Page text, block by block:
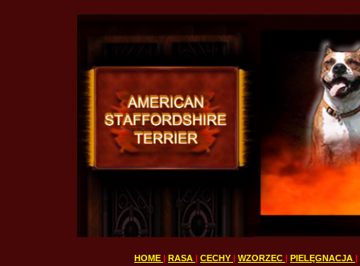
HOME | RASA | CECHY | WZORZEC | PIELĘGNACJA |